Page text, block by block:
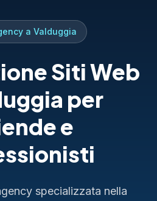
a Valduggia
Siti Web
per
e
specializzata nella